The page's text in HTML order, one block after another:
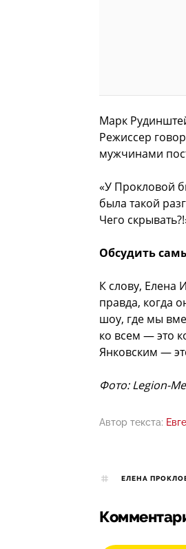
Марк
Режиссер
мужчинами
«У Прокловой
была такой
Чего
Обсудить
К слову, Елена
правда, когда
шоу, где мы
ко всем — это
Янковским —
Фото: Legion-
Автор текста:
ЕЛЕНА